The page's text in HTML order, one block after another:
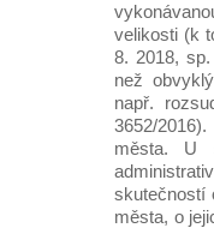
velikosti (k
8. 2018,
než
např.
3652/
města. U
skutečností
města, o